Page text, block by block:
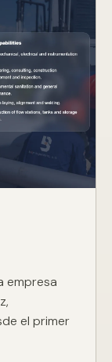
empresa
el primer